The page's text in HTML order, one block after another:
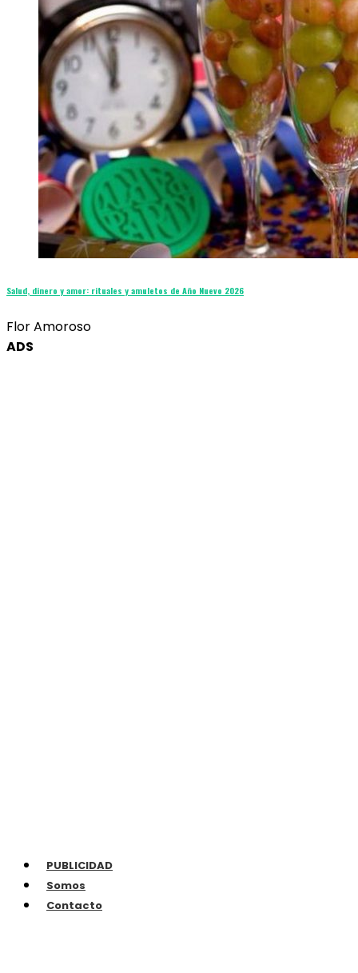
Salud, dinero y amor: rituales y amuletos de Año Nuevo 2026
Flor Amoroso
ADS
PUBLICIDAD
Somos
Contacto